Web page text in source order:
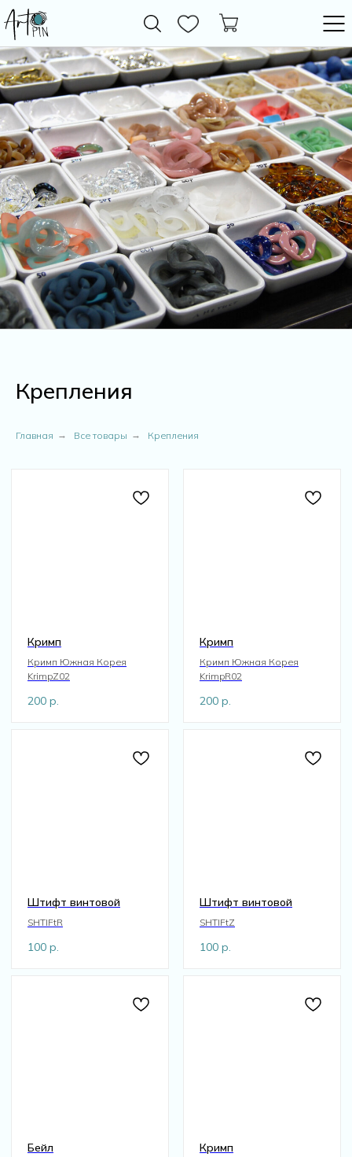
Новинки
Все товары
Фурнитура
Бижутерия
Бусины
Пластик
Перламутр
Камни
Кристаллы
Жемчуг
Крепления
Главная → Все товары → Крепления
Кримп
Кримп Южная Корея
KrimpZ02
200 р.
Кримп
Кримп Южная Корея
KrimpR02
200 р.
Штифт винтовой
SHTIFtR
100 р.
Штифт винтовой
SHTIFtZ
100 р.
Бейл Кримп